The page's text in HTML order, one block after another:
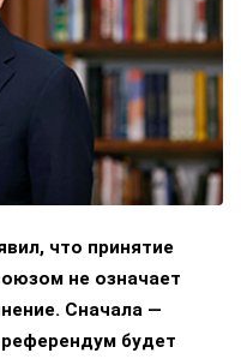
что принятие
не означает
Сначала —
будет